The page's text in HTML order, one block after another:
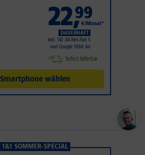
22,99
€/Monat*
DAUERHAFT
Inkl. 1&1 All-Net-Flat S
und Google Fitbit Air
Sofort lieferbar
Smartphone wählen
1&1 SOMMER-SPECIAL